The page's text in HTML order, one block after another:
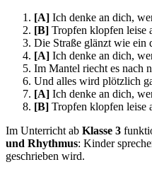
[A] Ich denke an dich,
[B] Tropfen klopfen leise
Die Straße glänzt wie ein
[A] Ich denke an dich,
Im Mantel riecht es nach
Und alles wird plötzlich
[A] Ich denke an dich,
[B] Tropfen klopfen leise
Im Unterricht ab Klasse 3
und Rhythmus: Kinder
geschrieben wird.